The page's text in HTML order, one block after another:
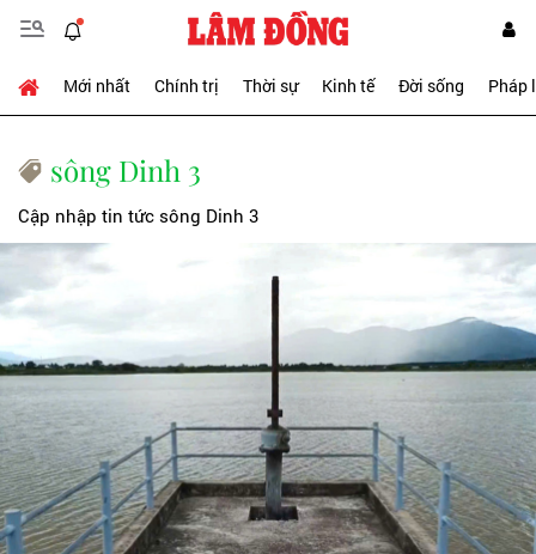
Mới nhất Chính trị Thời sự Kinh tế Đời sống Pháp
sông Dinh 3
Cập nhập tin tức sông Dinh 3